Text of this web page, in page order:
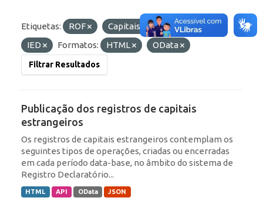
Etiquetas: ROF
Capitais Estrangeiros
IED
Formatos: HTML OData
Filtrar Resultados
Publicação dos registros de capitais
estrangeiros
Os registros de capitais estrangeiros contemplam os
seguintes tipos de operações, criadas ou encerradas
em cada período data-base, no âmbito do sistema de
Registro Declaratório...
HTML API OData JSON